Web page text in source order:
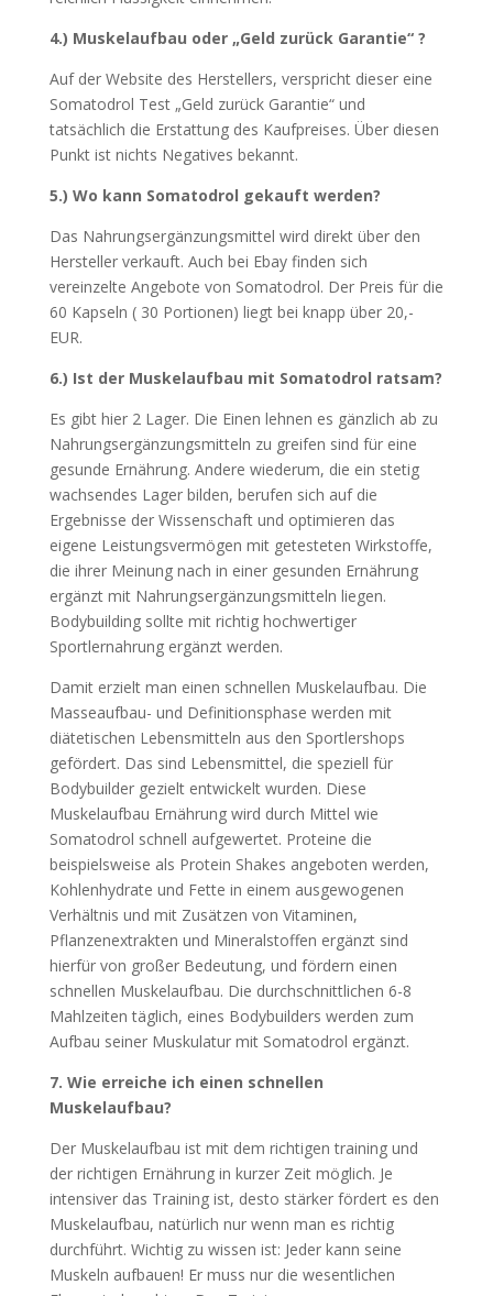
4.) Muskelaufbau oder „Geld zurück Garantie“ ?
Auf der Website des Herstellers, verspricht dieser eine
Somatodrol Test „Geld zurück Garantie“ und
tatsächlich die Erstattung des Kaufpreises. Über diesen
Punkt ist nichts Negatives bekannt.
5.) Wo kann Somatodrol gekauft werden?
Das Nahrungsergänzungsmittel wird direkt über den
Hersteller verkauft. Auch bei Ebay finden sich
vereinzelte Angebote von Somatodrol. Der Preis für die
60 Kapseln ( 30 Portionen) liegt bei knapp über 20,-
EUR.
6.) Ist der Muskelaufbau mit Somatodrol ratsam?
Es gibt hier 2 Lager. Die Einen lehnen es gänzlich ab zu
Nahrungsergänzungsmitteln zu greifen sind für eine
gesunde Ernährung. Andere wiederum, die ein stetig
wachsendes Lager bilden, berufen sich auf die
Ergebnisse der Wissenschaft und optimieren das
eigene Leistungsvermögen mit getesteten Wirkstoffe,
die ihrer Meinung nach in einer gesunden Ernährung
ergänzt mit Nahrungsergänzungsmitteln liegen.
Bodybuilding sollte mit richtig hochwertiger
Sportlernahrung ergänzt werden.
Damit erzielt man einen schnellen Muskelaufbau. Die
Masseaufbau- und Definitionsphase werden mit
diätetischen Lebensmitteln aus den Sportlershops
gefördert. Das sind Lebensmittel, die speziell für
Bodybuilder gezielt entwickelt wurden. Diese
Muskelaufbau Ernährung wird durch Mittel wie
Somatodrol schnell aufgewertet. Proteine die
beispielsweise als Protein Shakes angeboten werden,
Kohlenhydrate und Fette in einem ausgewogenen
Verhältnis und mit Zusätzen von Vitaminen,
Pflanzenextrakten und Mineralstoffen ergänzt sind
hierfür von großer Bedeutung, und fördern einen
schnellen Muskelaufbau. Die durchschnittlichen 6-8
Mahlzeiten täglich, eines Bodybuilders werden zum
Aufbau seiner Muskulatur mit Somatodrol ergänzt.
7. Wie erreiche ich einen schnellen
Muskelaufbau?
Der Muskelaufbau ist mit dem richtigen training und
der richtigen Ernährung in kurzer Zeit möglich. Je
intensiver das Training ist, desto stärker fördert es den
Muskelaufbau, natürlich nur wenn man es richtig
durchführt. Wichtig zu wissen ist: Jeder kann seine
Muskeln aufbauen! Er muss nur die wesentlichen